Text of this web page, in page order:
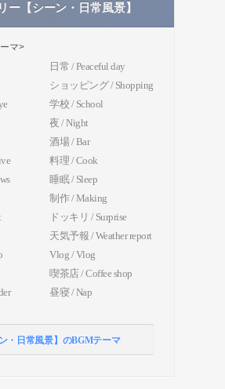
ー【シーン・日常風景】
マ>
日常 / Peaceful day
ショッピング / Shopping
学校 / School
夜 / Night
酒場 / Bar
料理 / Cook
睡眠 / Sleep
制作 / Making
ドッキリ / Surprise
天気予報 / Weather report
Vlog / Vlog
喫茶店 / Coffee shop
昼寝 / Nap
ン・日常風景】のBGMテーマ